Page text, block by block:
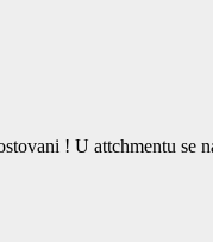
! U attchmentu se